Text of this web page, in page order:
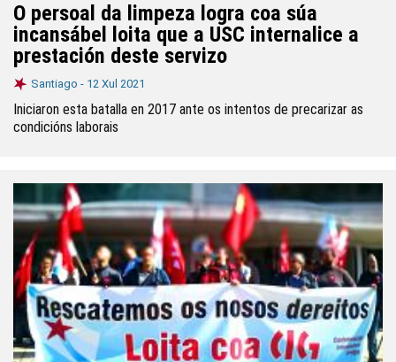
O persoal da limpeza logra coa súa
incansábel loita que a USC internalice a
prestación deste servizo
Santiago - 12 Xul 2021
Iniciaron esta batalla en 2017 ante os intentos de precarizar as
condicións laborais